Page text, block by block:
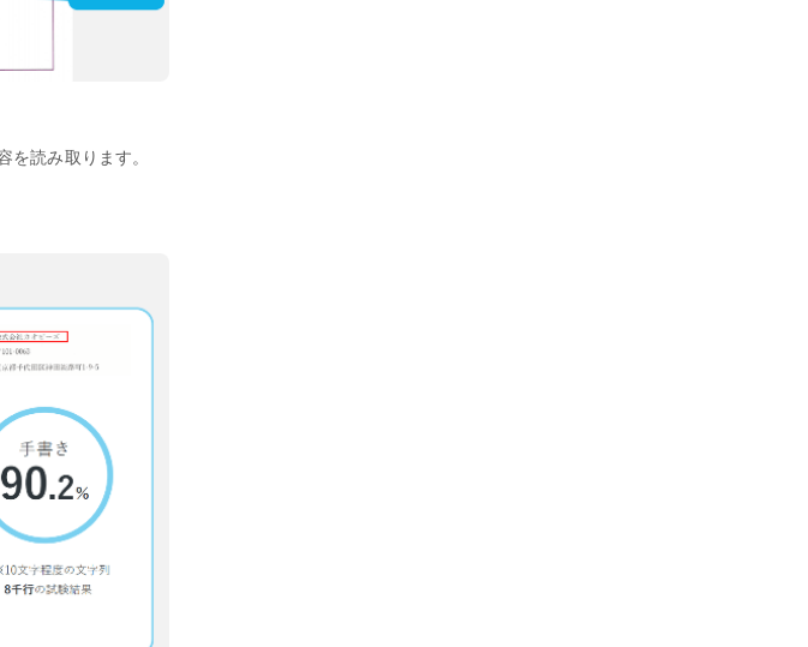
読み取ります。